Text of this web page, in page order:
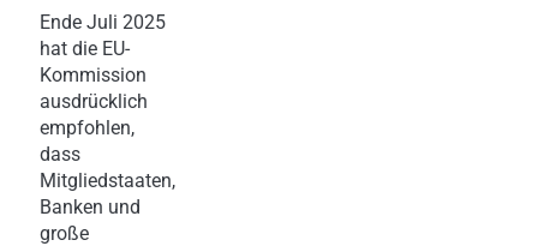
Ende Juli 2025
hat die EU-
Kommission
ausdrücklich
empfohlen,
dass
Mitgliedstaaten,
Banken und
große